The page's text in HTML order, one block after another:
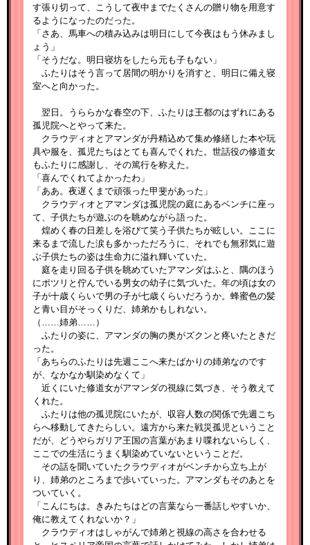
す張り切って、こうして夜中までたくさんの贈り物を用意す
るようになったのだった。
「さあ、馬車への積み込みは明日にして今夜はもう休みまし
ょう」
「そうだな。明日寝坊をしたら元も子もない」
ふたりはそう言って居間の明かりを消すと、明日に備え寝
室へと向かった。
翌日。うららかな春空の下、ふたりは王都のはずれにある
孤児院へとやって来た。
クラウディオとアマンダが丹精込めて集め修繕した本や玩
具や服を、孤児たちはとても喜んでくれた。世話役の修道女
もふたりに感謝し、その篤行を称えた。
「喜んでくれてよかったわ」
「ああ。夜遅くまで頑張った甲斐があった」
クラウディオとアマンダは孤児院の庭にあるベンチに座っ
て、子供たちが遊ぶのを眺めながら語った。
煌めく春の日差しを浴びて笑う子供たちが眩しい。ここに
来るまで流した涙も多かっただろうに、それでも無邪気に遊
ぶ子供たちの姿は生命力に溢れ輝いていた。
庭を走り回る子供を眺めていたアマンダはふと、隅のほう
にポツリと佇んでいる男女の幼子に気づいた。年の頃は女の
子が十歳くらいで男の子が七歳くらいだろうか。蜂蜜色の髪
と青い目がそっくりだ、姉弟かもしれない。
（……姉弟……）
ふたりの姿に、アマンダの胸の奥がズクンと疼いたときだ
った。
「あちらのふたりは先週ここへ来たばかりの姉弟なのです
が、なかなか馴染めなくて」
近くにいた修道女がアマンダの視線に気づき、そう教えて
くれた。
ふたりは他の孤児院にいたが、収容人数の関係で先週こち
らへ移動してきたらしい。遠方から来た戦災孤児ということ
だが、どうやらガリア王国の言葉があまり喋れないらしく、
ここでの生活にうまく馴染めていないということだ。
その話を聞いていたクラウディオがベンチから立ち上が
り、姉弟のところまで歩いていった。アマンダもそのあとを
ついていく。
「こんにちは。きみたちはどの言葉なら一番話しやすいか、
俺に教えてくれないか？」
クラウディオはしゃがんで姉弟と視線の高さを合わせる